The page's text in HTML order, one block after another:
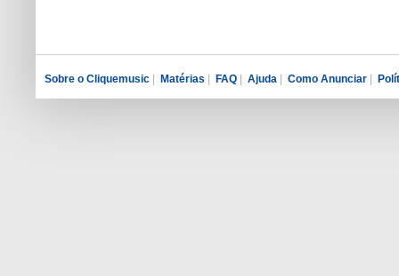
Sobre o Cliquemusic | Matérias | FAQ | Ajuda | Como Anunciar |